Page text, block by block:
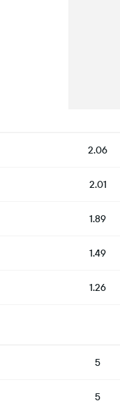
2.06
2.01
1.89
1.49
1.26
5
5